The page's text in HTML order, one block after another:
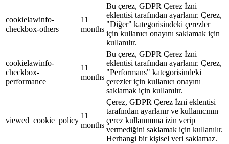
cookielawinfo-
checkbox-others
11
months
Bu çerez, GDPR Çerez İzni
eklentisi tarafından ayarlanır. Çerez,
"Diğer" kategorisindeki çerezler
için kullanıcı onayını saklamak için
kullanılır.
cookielawinfo-
checkbox-
performance
11
months
Bu çerez, GDPR Çerez İzni
eklentisi tarafından ayarlanır. Çerez,
"Performans" kategorisindeki
çerezler için kullanıcı onayını
saklamak için kullanılır.
viewed_cookie_policy
11
months
Çerez, GDPR Çerez İzni eklentisi
tarafından ayarlanır ve kullanıcının
çerez kullanımına izin verip
vermediğini saklamak için kullanılır.
Herhangi bir kişisel veri saklamaz.